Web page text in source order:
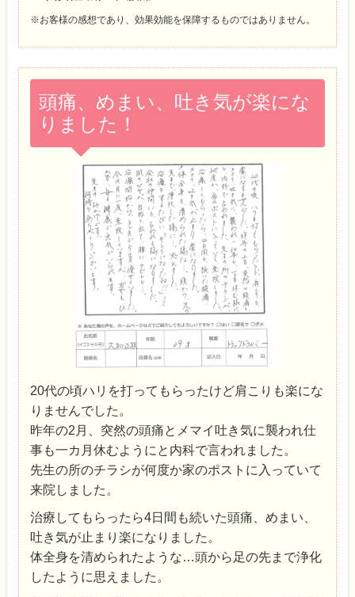
※お客様の感想であり、効果効能を保障するものではありません。
頭痛、めまい、吐き気が楽にな
りました！
20代の頃ハリを打ってもらったけど肩こりも楽にな
りませんでした。
昨年の2月、突然の頭痛とメマイ吐き気に襲われ仕
事も一カ月休むようにと内科で言われました。
先生の所のチラシが何度か家のポストに入っていて
来院しました。
治療してもらったら4日間も続いた頭痛、めまい、
吐き気が止まり楽になりました。
体全身を清められたような…頭から足の先まで浄化
したように思えました。